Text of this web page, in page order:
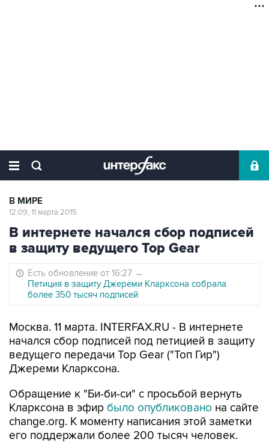
В МИРЕ
12:09, 11 марта 2015
В интернете начался сбор подписей
в защиту ведущего Top Gear
Есть обновление от 16:27 →
Петиция в защиту Джереми Кларксона собрала
более 350 тысяч подписей
Москва. 11 марта. INTERFAX.RU - В интернете
начался сбор подписей под петицией в защиту
ведущего передачи Top Gear ("Топ Гир")
Джереми Кларксона.
Обращение к "Би-би-си" с просьбой вернуть
Кларксона в эфир было опубликовано на сайте
change.org. К моменту написания этой заметки
его поддержали более 200 тысяч человек.